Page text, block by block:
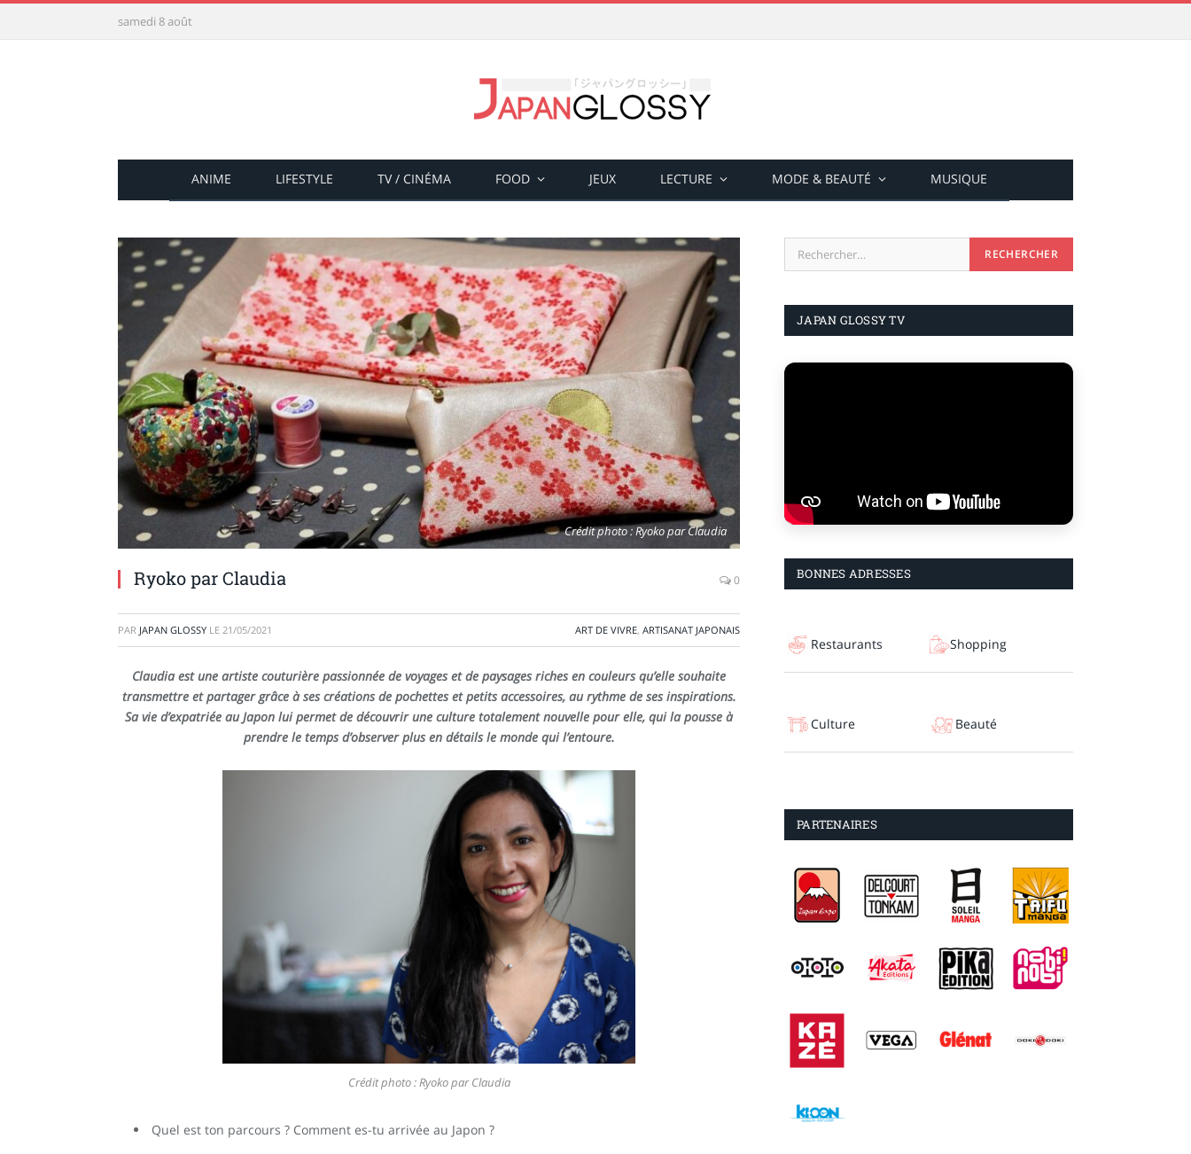
samedi 8 août
ANIME LIFESTYLE TV / CINÉMA FOOD JEUX LECTURE MODE & BEAUTÉ MUSIQUE
Crédit photo : Ryoko par Claudia
Ryoko par Claudia 0
PAR JAPAN GLOSSY LE 21/05/2021 ART DE VIVRE, ARTISANAT JAPONAIS
Claudia est une artiste couturière passionnée de voyages et de paysages riches en couleurs qu’elle souhaite
transmettre et partager grâce à ses créations de pochettes et petits accessoires, au rythme de ses inspirations.
Sa vie d’expatriée au Japon lui permet de découvrir une culture totalement nouvelle pour elle, qui la pousse à
prendre le temps d’observer plus en détails le monde qui l’entoure.
Crédit photo : Ryoko par Claudia
Quel est ton parcours ? Comment es-tu arrivée au Japon ?
JAPAN GLOSSY TV
BONNES ADRESSES
Restaurants Shopping
Culture Beauté
PARTENAIRES